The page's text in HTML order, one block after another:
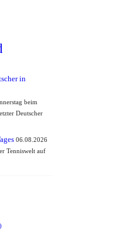
in
beim
Deutscher
06.08.2026
Tenniswelt auf